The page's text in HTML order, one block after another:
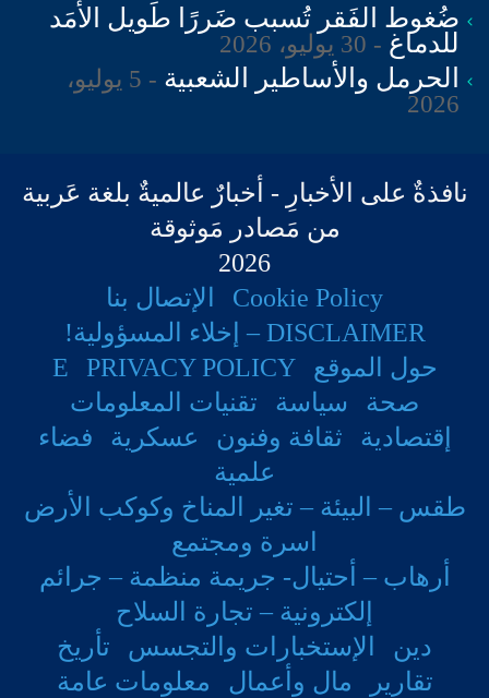
ضُغوط الفَقر تُسبب ضَررًا طَويل الأمَد
للدماغ
30 يوليو، 2026
الحرمل والأساطير الشعبية
5 يوليو،
2026
نافذةٌ على الأخبارِ - أخبارٌ عالميةٌ بلغة عَربية
من مَصادر مَوثوقة
2026
Cookie Policy
الإتصال بنا
DISCLAIMER – إخلاء المسؤولية!
حول الموقع
PRIVACY POLICY
E
صحة
سياسة
تقنيات المعلومات
إقتصادية
ثقافة وفنون عسكرية
فضاء
علمية
طقس – البيئة – تغير المناخ وكوكب الأرض
اسرة ومجتمع
أرهاب – أحتيال- جريمة منظمة – جرائم
إلكترونية – تجارة السلاح
دين
الإستخبارات والتجسس
تأريخ
تقارير
مال وأعمال
معلومات عامة